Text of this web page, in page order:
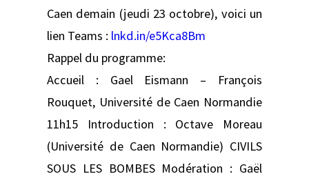
Caen demain (jeudi 23 octobre), voici un
lien Teams : lnkd.in/e5Kca8Bm
Rappel du programme:
Accueil : Gael Eismann – François
Rouquet, Université de Caen Normandie
11h15 Introduction : Octave Moreau
(Université de Caen Normandie) CIVILS
SOUS LES BOMBES Modération : Gaël